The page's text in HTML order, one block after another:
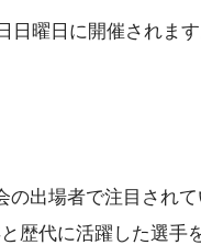
日曜日に開催されま
出場者で注目され
歴代に活躍した選手